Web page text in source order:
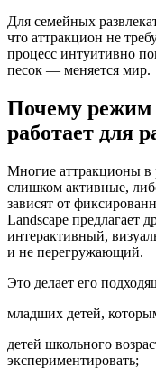
Для семейных
что аттракцион не
процесс интуитивно
песок — меняется мир.
Почему режим
работает для
Многие аттракционы в
слишком активные,
зависят от
Landscape предлагает
интерактивный,
и не перегружающий.
Это делает его
младших детей,
детей школьного
экспериментировать;